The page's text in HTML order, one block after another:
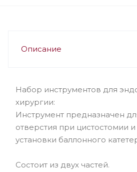
Описание
Набор инструментов для
хирургии:
Инструмент предназначен
отверстия при цистостомии
установки баллонного
Состоит из двух частей.